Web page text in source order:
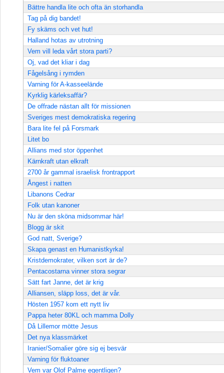
Bättre handla lite och ofta än storhandla
Tag på dig bandet!
Fy skäms och vet hut!
Halland hotas av utrotning
Vem vill leda vårt stora parti?
Oj, vad det kliar i dag
Fågelsång i rymden
Varning för A-kasseelände
Kyrklig kärleksaffär?
De offrade nästan allt för missionen
Sveriges mest demokratiska regering
Bara lite fel på Forsmark
Litet bo
Allians med stor öppenhet
Kärnkraft utan elkraft
2700 år gammal israelisk frontrapport
Ångest i natten
Libanons Cedrar
Folk utan kanoner
Nu är den sköna midsommar här!
Blogg är skit
God natt, Sverige?
Skapa genast en Humanistkyrka!
Kristdemokrater, vilken sort är de?
Pentacostarna vinner stora segrar
Sätt fart Janne, det är krig
Alliansen, släpp loss, det är vår.
Hösten 1957 kom ett nytt liv
Pappa heter 80KL och mamma Dolly
Då Lillemor mötte Jesus
Det nya klassmärket
Iranier/Somalier göre sig ej besvär
Varning för fluktoaner
Vem var Olof Palme egentligen?